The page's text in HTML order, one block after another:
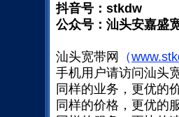
抖音号：stkdw
公众号：汕头安嘉盛
汕头宽带网 （
手机用户请访问汕头
同样的业务，更优的
同样的价格，更优的